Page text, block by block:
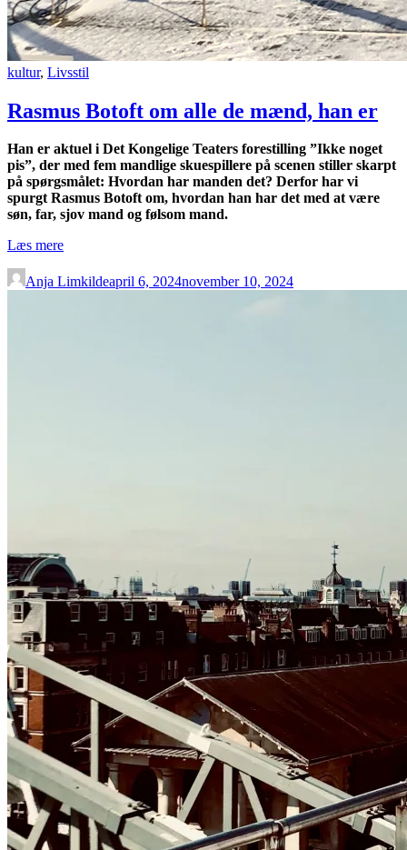
kultur, Livsstil
Rasmus Botoft om alle de mænd, han er
Han er aktuel i Det Kongelige Teaters forestilling ”Ikke noget
pis”, der med fem mandlige skuespillere på scenen stiller skarpt
på spørgsmålet: Hvordan har manden det? Derfor har vi
spurgt Rasmus Botoft om, hvordan han har det med at være
søn, far, sjov mand og følsom mand.
Læs mere“Rasmus
om
alle
Anja Limkildeapril 6, 2024november 10, 2024